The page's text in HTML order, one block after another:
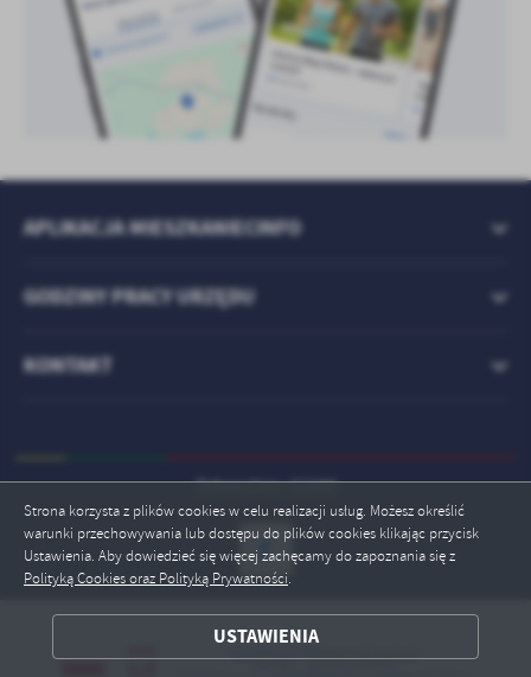
Strona korzysta z plików cookies w celu realizacji usług. Możesz określić
warunki przechowywania lub dostępu do plików cookies klikając przycisk
Ustawienia. Aby dowiedzieć się więcej zachęcamy do zapoznania się z
Polityką Cookies oraz Polityką Prywatności.
USTAWIENIA
ZAPISZ WYBRANE
APLIKACJA MIESZKANIECINFO
GODZINY PRACY URZĘDU
KONTAKT
Odwiedzin: 31688